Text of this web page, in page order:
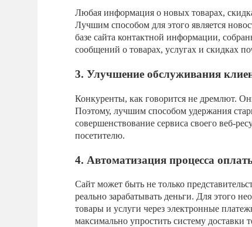
Любая информация о новых товарах,
Лучшим способом для этого является
базе сайта контактной информации,
сообщений о товарах, услугах и скидках
3. Улучшение обслуживания
Конкуренты, как говорится не дремлют.
Поэтому, лучшим способом удержания
совершенствование сервиса своего веб-
посетителю.
4. Автоматизация процесса
Сайт может быть не только
реально зарабатывать деньги. Для этого
товары и услуги через электронные
максимально упростить систему доставки